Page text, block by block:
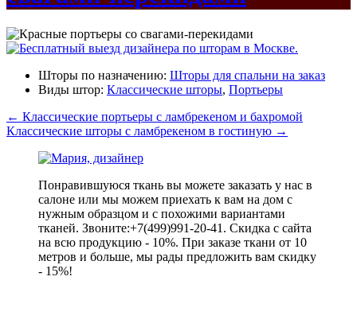
Шторы по назначению: Шторы для спальни на заказ
Виды штор: Классические шторы, Портьеры
← Классические портьеры с ламбрекеном и бахромой
Классические шторы с ламбрекеном в гостиную →
Понравившуюся ткань вы можете заказать у нас в
салоне или мы можем приехать к вам на дом с
нужным образцом и с похожими вариантами
тканей. Звоните:+7(499)991-20-41. Скидка с сайта
на всю продукцию - 10%. При заказе ткани от 10
метров и больше, мы рады предложить вам скидку
- 15%!